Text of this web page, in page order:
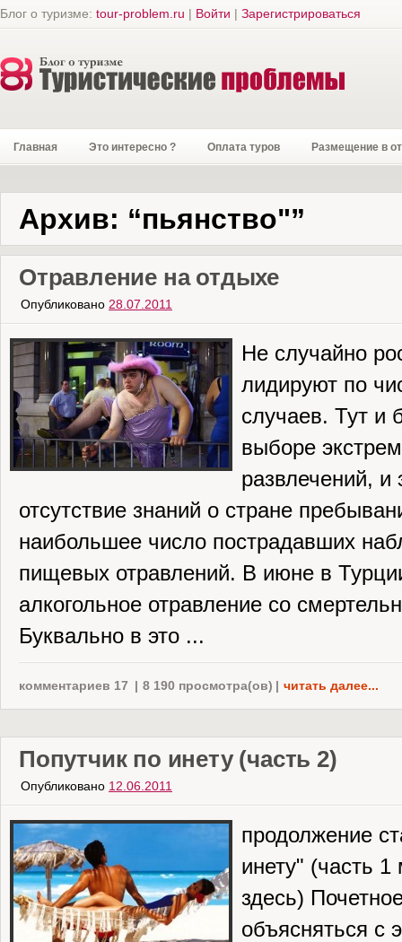
Блог о туризме: tour-problem.ru | Войти | Зарегистрироваться
Главная Это интересно ? Оплата туров Размещение в
Архив: “пьянство"”
Отравление на отдыхе
Опубликовано 28.07.2011
Не случайно
лидируют по
случаев. Тут и
выборе
развлечений, и
отсутствие знаний о стране
наибольшее число пострадавших
пищевых отравлений. В июне в
алкогольное отравление со
Буквально в это ...
комментариев 17 | 8 190 просмотра(ов) | читать далее...
Попутчик по инету (часть 2)
Опубликовано 12.06.2011
продолжение
инету" (часть
здесь)
объясняться с